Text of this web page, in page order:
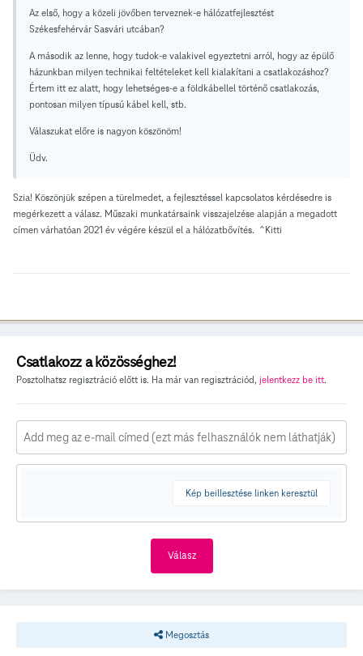
Az első, hogy a közeli jövőben terveznek-e hálózatfejlesztést
Székesfehérvár Sasvári utcában?
A második az lenne, hogy tudok-e valakivel egyeztetni arról, hogy az épülő
házunkban milyen technikai feltételeket kell kialakítani a csatlakozáshoz?
Értem itt ez alatt, hogy lehetséges-e a földkábellel történő csatlakozás,
pontosan milyen típusú kábel kell, stb.
Válaszukat előre is nagyon köszönöm!
Üdv.
Szia! Köszönjük szépen a türelmedet, a fejlesztéssel kapcsolatos kérdésedre is
megérkezett a válasz. Műszaki munkatársaink visszajelzése alapján a megadott
címen várhatóan 2021 év végére készül el a hálózatbővítés. ^Kitti
Csatlakozz a közösséghez!
Posztolhatsz regisztráció előtt is. Ha már van regisztrációd, jelentkezz be itt.
Kép beillesztése linken keresztül
Válasz
Megosztás